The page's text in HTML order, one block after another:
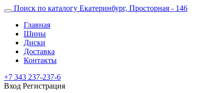
Поиск по каталогу Екатеринбург, Просторная - 146
Главная
Шины
Диски
Доставка
Контакты
+7 343 237-237-6
Вход Регистрация